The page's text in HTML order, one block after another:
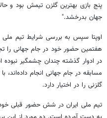
پنج بازی بهترین گلزن تیمش بود و
جهان بدرخشد."
اوپتا سپس به بررسی شرایط تیم ملی
هفتمین حضور خود در جام جهانی را
گلزنی را در اختیار دارد.